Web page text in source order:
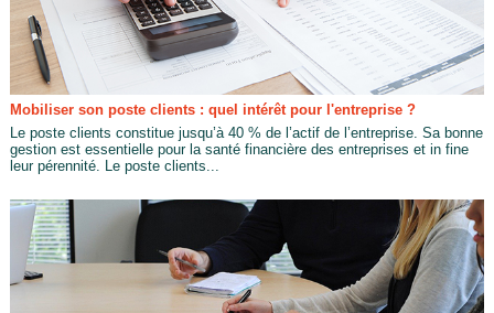
Mobiliser son poste clients : quel intérêt pour l'entreprise ?
Le poste clients constitue jusqu’à 40 % de l’actif de l’entreprise. Sa bonne
gestion est essentielle pour la santé financière des entreprises et in fine
leur pérennité. Le poste clients...